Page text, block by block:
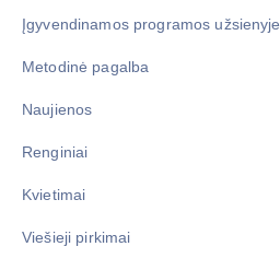
Įgyvendinamos programos užsienyje
Metodinė pagalba
Naujienos
Renginiai
Kvietimai
Viešieji pirkimai